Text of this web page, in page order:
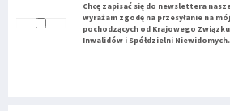
Chcę zapisać się do newslettera
wyrażam zgodę na przesyłanie na
pochodzących od Krajowego
Inwalidów i Spółdzielni Niewidomych.